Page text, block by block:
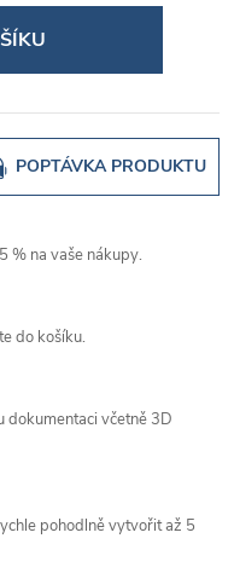
POPTÁVKA PRODUKTU
% na vaše nákupy.
do košíku.
dokumentaci včetně 3D
pohodlně vytvořit až 5